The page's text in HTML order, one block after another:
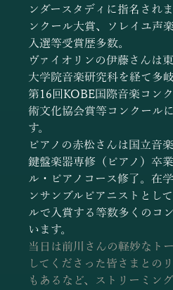
ンダースタディに指名され
ンクール大賞、ソレイユ声
入選等受賞歴多数。
ヴァイオリンの伊藤さんは
大学院音楽研究科を経て多
第16回KOBE国際音楽コン
術文化協会賞等コンクール
す。
ピアノの赤松さんは国立音
鍵盤楽器専修（ピアノ）卒
ル・ピアノコース修了。在
ンサンブルピアニストとし
ルで入賞する等数多くのコ
います。
当日は前川さんの軽妙なト
してくださった皆さまとの
もあるなど、ストリーミン